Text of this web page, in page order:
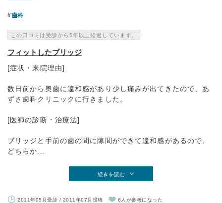
歯科
この口コミは受診から5年以上経過しています。
フィットしたブリッジ
[症状・来院理由]
数日前から奥歯に違和感があり少し痛みが出てきたので、あ
ずさ歯科クリニックに行きました。
[医師の診断・治療法]
ブリッジと手前の歯の間に隙間ができて違和感があるので、
どちらか...
続きを読む
2011年05月受診 / 2011年07月投稿 6人が参考になった